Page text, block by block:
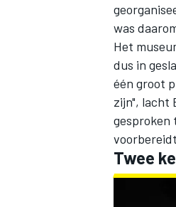
was
Het
dus in
één groot
zijn", lacht
gesproken
Twee